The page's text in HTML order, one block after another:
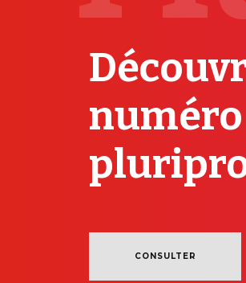
numéro
CONSULTER